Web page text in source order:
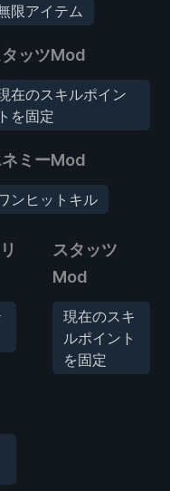
限アイテム
タッツMod
在のスキルポイン
トを固定
ミーMod
ンヒットキル
スタッツ
Mod
現在のスキ
ルポイント
を固定